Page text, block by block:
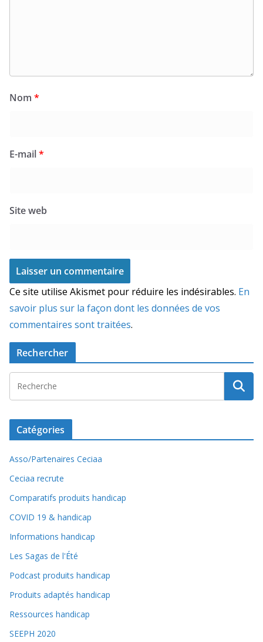
Nom *
E-mail*
Site web
Ce site utilise Akismet pour réduire les indésirables. En
savoir plus sur la façon dont les données de vos
commentaires sont traitées.
Rechercher
Catégories
Asso/Partenaires Ceciaa
Ceciaa recrute
Comparatifs produits handicap
COVID 19 & handicap
Informations handicap
Les Sagas de l'Été
Podcast produits handicap
Produits adaptés handicap
Ressources handicap
SEEPH 2020